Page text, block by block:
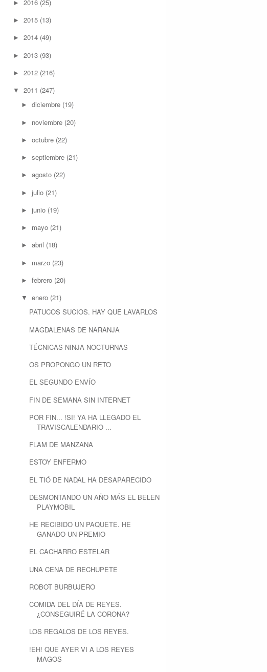
► 2016 (25)
► 2015 (13)
► 2014 (49)
► 2013 (93)
► 2012 (216)
▼ 2011 (247)
► diciembre (19)
► noviembre (20)
► octubre (22)
► septiembre (21)
► agosto (22)
► julio (21)
► junio (19)
► mayo (21)
► abril (18)
► marzo (23)
► febrero (20)
▼ enero (21)
PATUCOS SUCIOS. HAY QUE LAVARLOS
MAGDALENAS DE NARANJA
TÉCNICAS NINJA NOCTURNAS
OS PROPONGO UN RETO
EL SEGUNDO ENVÍO
FIN DE SEMANA SIN INTERNET
POR FIN... !SI! YA HA LLEGADO EL
TRAVISCALENDARIO ...
FLAM DE MANZANA
ESTOY ENFERMO
EL TIÓ DE NADAL HA DESAPARECIDO
DESMONTANDO UN AÑO MÁS EL BELEN
PLAYMOBIL
HE RECIBIDO UN PAQUETE. HE
GANADO UN PREMIO
EL CACHARRO ESTELAR
UNA CENA DE RECHUPETE
ROBOT BURBUJERO
COMIDA DEL DÍA DE REYES.
¿CONSEGUIRÉ LA CORONA?
LOS REGALOS DE LOS REYES.
!EH! QUE AYER VI A LOS REYES
MAGOS